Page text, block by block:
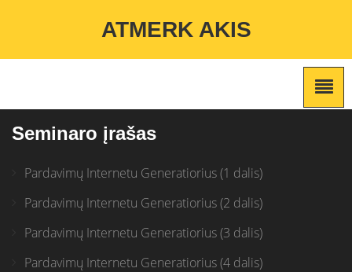
/home/atmerkakis/public_html/wp-content/themes/marketing-
ATMERK AKIS
Seminaro įrašas
Pardavimų Internetu Generatiorius (1 dalis)
Pardavimų Internetu Generatiorius (2 dalis)
Pardavimų Internetu Generatiorius (3 dalis)
Pardavimų Internetu Generatiorius (4 dalis)